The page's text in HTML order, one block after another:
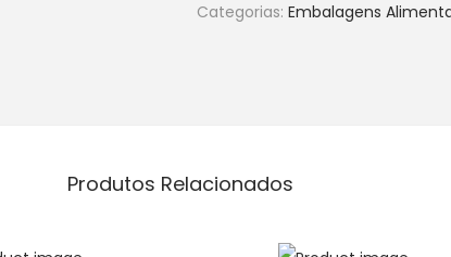
Categorias: Embalagens
Produtos Relacionados